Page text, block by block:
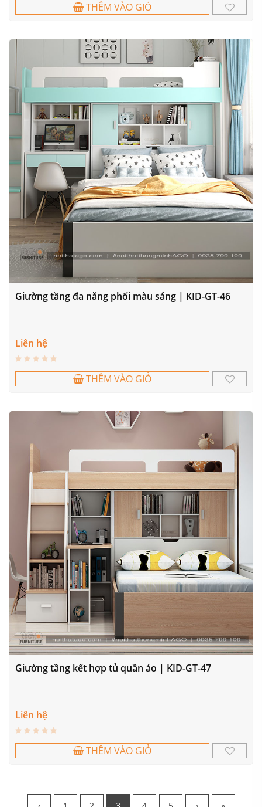
THÊM VÀO GIỎ
Giường tầng đa năng phối màu sáng | KID-GT-46
Liên hệ
THÊM VÀO GIỎ
Giường tầng kết hợp tủ quần áo | KID-GT-47
Liên hệ
THÊM VÀO GIỎ